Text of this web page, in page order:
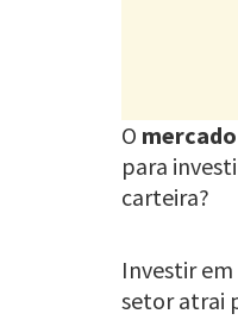
O
para
carteira?
Investir
setor atrai